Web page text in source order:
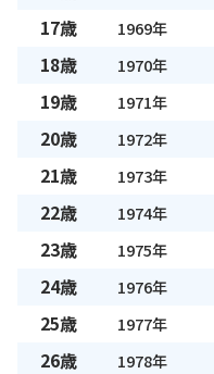
17歳 1969年
18歳 1970年
19歳 1971年
20歳 1972年
21歳 1973年
22歳 1974年
23歳 1975年
24歳 1976年
25歳 1977年
26歳 1978年